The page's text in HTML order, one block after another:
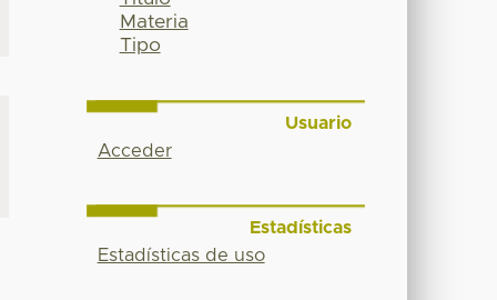
Materia
Tipo
Usuario
Acceder
Estadísticas
Estadísticas de uso